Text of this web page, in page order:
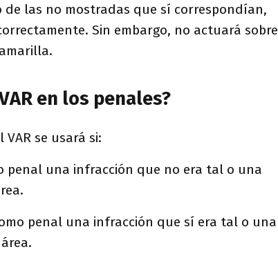
las no mostradas que sí correspondían,
Sin embargo, no actuará sobre
en los penales?
se usará si:
penal una infracción que no era tal o una
penal una infracción que sí era tal o una